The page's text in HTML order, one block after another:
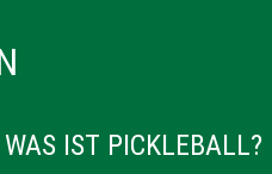
WAS IST PICKLEBALL?